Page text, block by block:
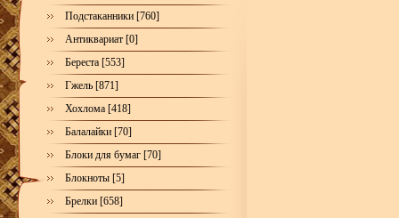
Подстаканники [760]
Антиквариат [0]
Береста [553]
Гжель [871]
Хохлома [418]
Балалайки [70]
Блоки для бумаг [70]
Блокноты [5]
Брелки [658]